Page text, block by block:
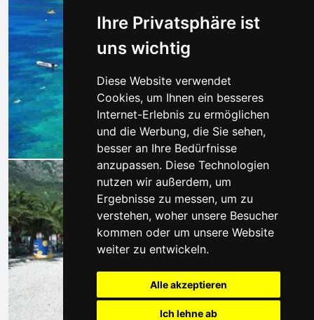
Ihre Privatsphäre ist
uns wichtig
Diese Website verwendet
Cookies, um Ihnen ein besseres
Internet-Erlebnis zu ermöglichen
und die Werbung, die Sie sehen,
besser an Ihre Bedürfnisse
anzupassen. Diese Technologien
nutzen wir außerdem, um
Ergebnisse zu messen, um zu
verstehen, woher unsere Besucher
kommen oder um unsere Website
weiter zu entwickeln.
Alle akzeptieren
Ich lehne ab